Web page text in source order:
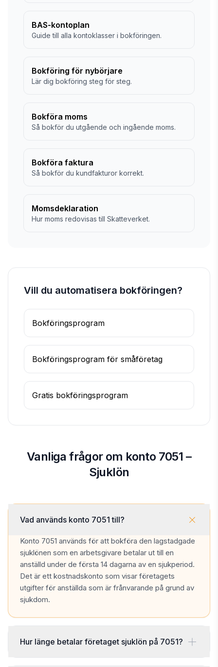
BAS-kontoplan
Guide till alla kontoklasser i bokföringen.
Bokföring för nybörjare
Lär dig bokföring steg för steg.
Bokföra moms
Så bokför du utgående och ingående moms.
Bokföra faktura
Så bokför du kundfakturor korrekt.
Momsdeklaration
Hur moms redovisas till Skatteverket.
Vill du automatisera bokföringen?
Bokföringsprogram
Bokföringsprogram för småföretag
Gratis bokföringsprogram
Vanliga frågor om konto 7051 –
Sjuklön
Vad används konto 7051 till?
Konto 7051 används för att bokföra den lagstadgade
sjuklönen som en arbetsgivare betalar ut till en
anställd under de första 14 dagarna av en sjukperiod.
Det är ett kostnadskonto som visar företagets
utgifter för anställda som är frånvarande på grund av
sjukdom.
Hur länge betalar företaget sjuklön på 7051?